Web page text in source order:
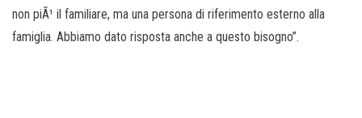
non piÃ¹ il familiare, ma una persona di riferimento esterno alla
famiglia. Abbiamo dato risposta anche a questo bisogno”.